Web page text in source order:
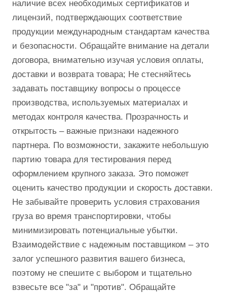
наличие всех необходимых сертификатов и
лицензий, подтверждающих соответствие
продукции международным стандартам качества
и безопасности. Обращайте внимание на детали
договора, внимательно изучая условия оплаты,
доставки и возврата товара; Не стесняйтесь
задавать поставщику вопросы о процессе
производства, используемых материалах и
методах контроля качества. Прозрачность и
открытость – важные признаки надежного
партнера. По возможности, закажите небольшую
партию товара для тестирования перед
оформлением крупного заказа. Это поможет
оценить качество продукции и скорость доставки.
Не забывайте проверить условия страхования
груза во время транспортировки, чтобы
минимизировать потенциальные убытки.
Взаимодействие с надежным поставщиком – это
залог успешного развития вашего бизнеса,
поэтому не спешите с выбором и тщательно
взвесьте все "за" и "против". Обращайте